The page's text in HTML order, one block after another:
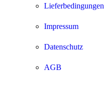
Lieferbedingungen
Impressum
Datenschutz
AGB